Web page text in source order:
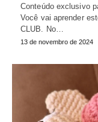
Conteúdo exclusivo
Você vai aprender
CLUB. No…
13 de novembro de 2024